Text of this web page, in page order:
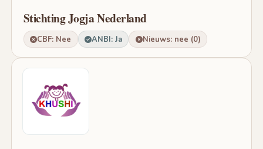
Stichting Jogja Nederland
CBF: Nee ANBI: Ja Nieuws: nee (0)